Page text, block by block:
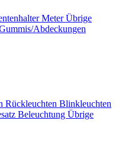
Meter Übrige
Abdeckungen
Rückleuchten Blinkleuchten
Beleuchtung Übrige